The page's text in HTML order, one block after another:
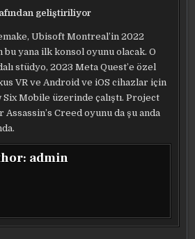
geliştiriliyor
Ubisoft Montreal’in 2022
bu yana ilk konsol oyunu olacak. O
stüdyo, 2023 Meta Quest’e özel
VR ve Android ve iOS cihazlar için
Six Mobile üzerinde çalıştı. Project
Assassin’s Creed oyunu da şu anda
admin